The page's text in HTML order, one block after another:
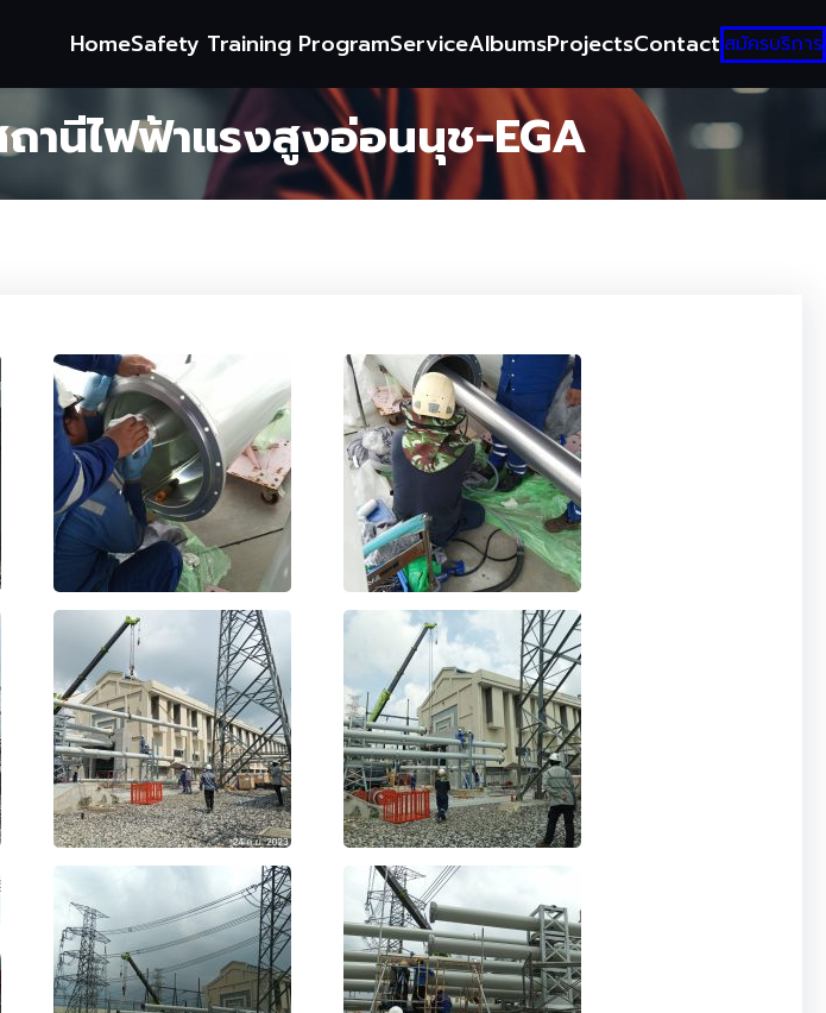
HomeSafety Training ProgramServiceAlbumsProjectsContact สมัครบริการ
านีไฟฟ้าแรงสูงอ่อนนุช-EGA